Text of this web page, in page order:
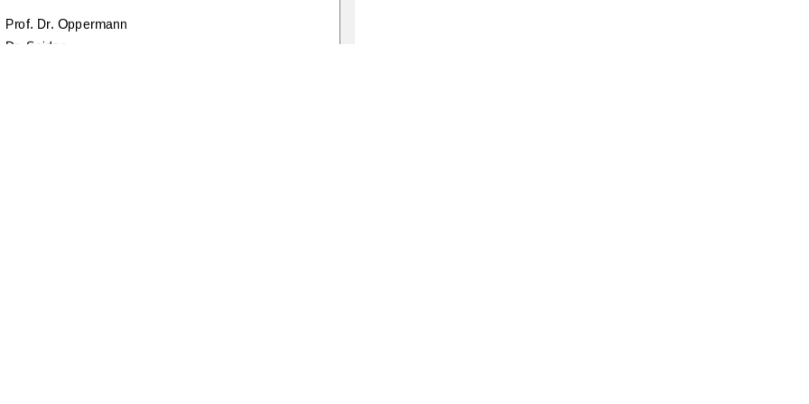
Prof. Dr. Oppermann
Dr. Seider